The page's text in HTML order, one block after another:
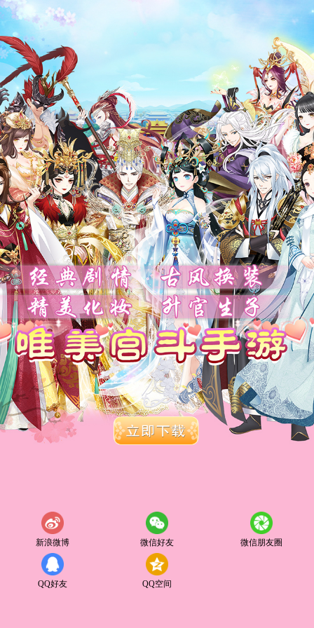
新浪微博 微信好友 微信朋友圈
QQ好友 QQ空间